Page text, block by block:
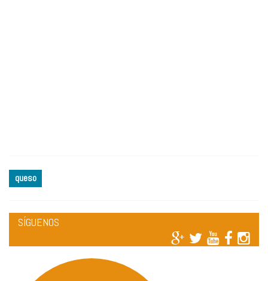
queso
SÍGUENOS